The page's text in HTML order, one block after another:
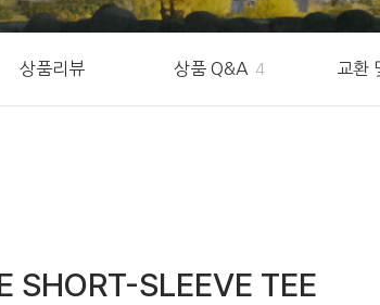
상품리뷰 상품 Q&A 4 교환
SHORT-SLEEVE TEE